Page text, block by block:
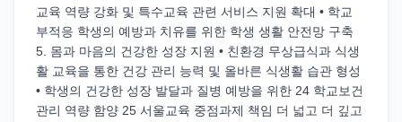
교육 역량 강화 및 특수교육 관련 서비스 지원 확대 • 학교
부적응 학생의 예방과 치유를 위한 학생 생활 안전망 구축
5. 몸과 마음의 건강한 성장 지원 • 친환경 무상급식과 식생
활 교육을 통한 건강 관리 능력 및 올바른 식생활 습관 형성
• 학생의 건강한 성장 발달과 질병 예방을 위한 24 학교보건
관리 역량 함양 25 서울교육 중점과제 책임 더 넓고 더 깊고